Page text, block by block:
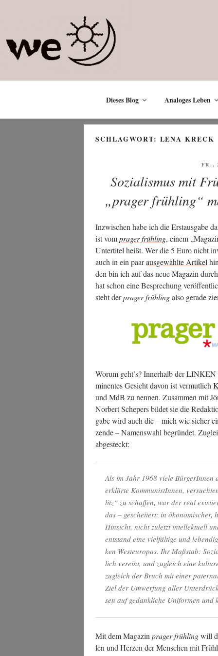
Dieses Blog Analoges Leben
SCHLAGWORT: LENA KRECK
FR.,
Sozialismus mit
„prager frühling“
Inzwi­schen habe ich die Erst­aus­ga­be
ist vompra­ger früh­ling, einem
Unter­ti­tel heißt. Wer die 5 Euro nicht
auch in ein paaraus­ge­wähl­te Arti­kel
den bin ich auf das neue Maga­zin
hat schon eine Bespre­chung
steht derpra­ger früh­lingalso gera­de
Wor­um geht’s? Inner­halb der
mi­nen­tes Gesicht davon ist ver­mut­lich
und MdB zu nen­nen. Zusam­men mit
Nor­bert Sche­pers bil­det sie die
ga­be wird auch die – mich wie sicher
zen­de – Namens­wahl begrün­det.
abgesteckt:
Als im Jahr 1968 vie­le Bür­ge­rIn­nen
erklär­te Kom­mu­nis­tIn­nen,
litz“ zu schaf­fen, war der real
das – geschei­tert: in öko­no­mi­scher,
Hin­sicht, nicht zuletzt intel­lek­tu­ell
ent­stand eine viel­fäl­ti­ge und
ken West­eu­ro­pas. Ihr Maß­stab:
lich ver­eint, und zugleich eine
zugleich der Bruch mit einer
Ziel der Umwer­fung aller
sen auf gedank­li­che Uni­for­men und
Mit dem Maga­zin pra­ger früh­lingwill
fen und Her­zen der Men­schen mit